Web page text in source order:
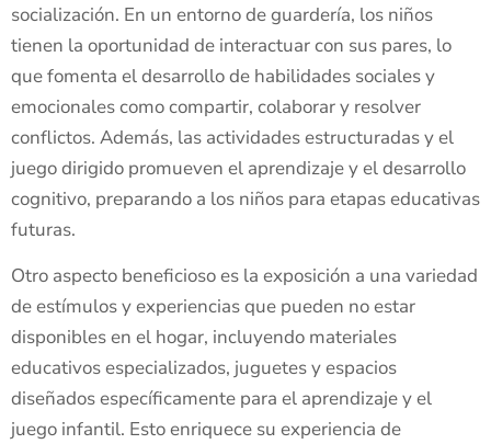
socialización. En un entorno de guardería, los niños
tienen la oportunidad de interactuar con sus pares, lo
que fomenta el desarrollo de habilidades sociales y
emocionales como compartir, colaborar y resolver
conflictos. Además, las actividades estructuradas y el
juego dirigido promueven el aprendizaje y el desarrollo
cognitivo, preparando a los niños para etapas educativas
futuras.
Otro aspecto beneficioso es la exposición a una variedad
de estímulos y experiencias que pueden no estar
disponibles en el hogar, incluyendo materiales
educativos especializados, juguetes y espacios
diseñados específicamente para el aprendizaje y el
juego infantil. Esto enriquece su experiencia de